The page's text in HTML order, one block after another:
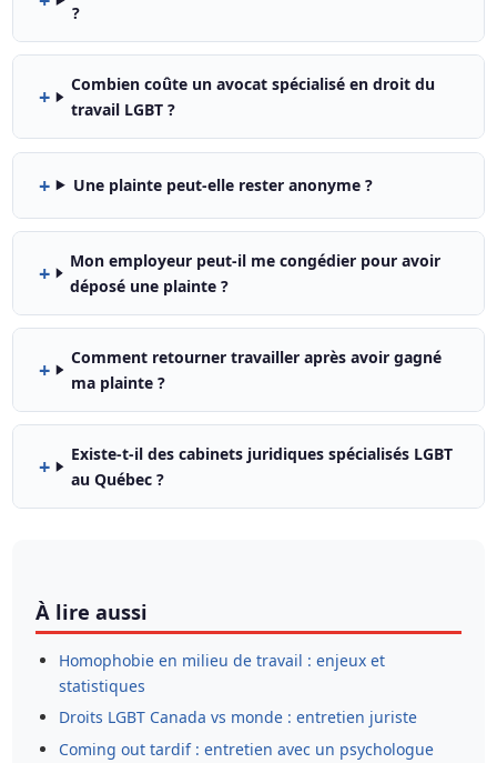
?
Combien coûte un avocat spécialisé en droit du
travail LGBT ?
Une plainte peut-elle rester anonyme ?
Mon employeur peut-il me congédier pour avoir
déposé une plainte ?
Comment retourner travailler après avoir gagné
ma plainte ?
Existe-t-il des cabinets juridiques spécialisés LGBT
au Québec ?
À lire aussi
Homophobie en milieu de travail : enjeux et
statistiques
Droits LGBT Canada vs monde : entretien juriste
Coming out tardif : entretien avec un psychologue